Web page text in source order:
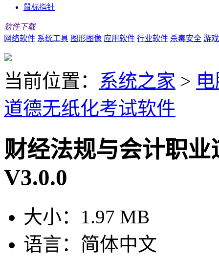
鼠标指针
软件下载
网络软件 系统工具 图形图像 应用软件 行业软件 杀毒安全 游
当前位置： 系统之家 >
道德无纸化考试软件
财经法规与会计职
V3.0.0
大小： 1.97 MB
语言： 简体中文